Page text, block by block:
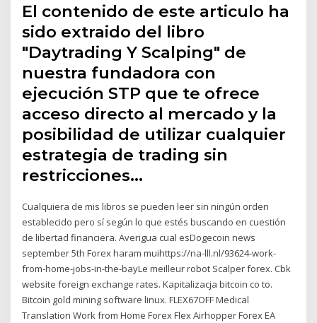
El contenido de este articulo ha
sido extraido del libro
"Daytrading Y Scalping" de
nuestra fundadora con
ejecución STP que te ofrece
acceso directo al mercado y la
posibilidad de utilizar cualquier
estrategia de trading sin
restricciones…
Cualquiera de mis libros se pueden leer sin ningún orden
establecido pero sí según lo que estés buscando en cuestión
de libertad financiera. Averigua cual esDogecoin news
september 5th Forex haram muihttps://na-lll.nl/93624-work-
from-home-jobs-in-the-bayLe meilleur robot Scalper forex. Cbk
website foreign exchange rates. Kapitalizacja bitcoin co to.
Bitcoin gold mining software linux. FLEX67OFF Medical
Translation Work from Home Forex Flex Airhopper Forex EA